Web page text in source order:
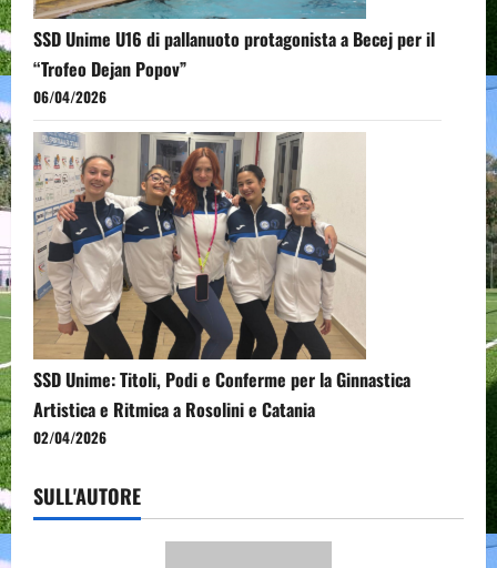
SSD Unime U16 di pallanuoto protagonista a Becej per il
“Trofeo Dejan Popov”
06/04/2026
SSD Unime: Titoli, Podi e Conferme per la Ginnastica
Artistica e Ritmica a Rosolini e Catania
02/04/2026
SULL'AUTORE